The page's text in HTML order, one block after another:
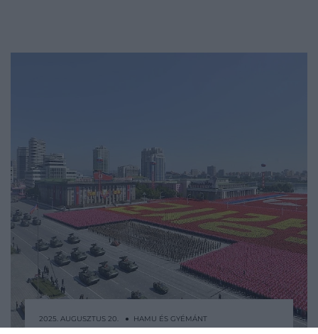
2025. AUGUSZTUS 20. ● HAMU ÉS GYÉMÁNT